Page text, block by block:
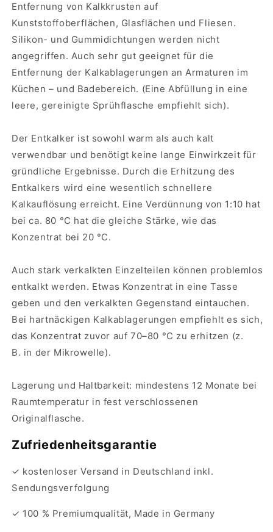
Entfernung von Kalkkrusten auf
Kunststoffoberflächen, Glasflächen und Fliesen.
Silikon- und Gummidichtungen werden nicht
angegriffen. Auch sehr gut geeignet für die
Entfernung der Kalkablagerungen an Armaturen im
Küchen – und Badebereich. (Eine Abfüllung in eine
leere, gereinigte Sprühflasche empfiehlt sich).
Der Entkalker ist sowohl warm als auch kalt
verwendbar und benötigt keine lange Einwirkzeit für
gründliche Ergebnisse. Durch die Erhitzung des
Entkalkers wird eine wesentlich schnellere
Kalkauflösung erreicht. Eine Verdünnung von 1:10 hat
bei ca. 80 °C hat die gleiche Stärke, wie das
Konzentrat bei 20 °C.
Auch stark verkalkten Einzelteilen können problemlos
entkalkt werden. Etwas Konzentrat in eine Tasse
geben und den verkalkten Gegenstand eintauchen.
Bei hartnäckigen Kalkablagerungen empfiehlt es sich,
das Konzentrat zuvor auf 70–80 °C zu erhitzen (z.
B. in der Mikrowelle).
Lagerung und Haltbarkeit: mindestens 12 Monate bei
Raumtemperatur in fest verschlossenen
Originalflasche.
Zufriedenheitsgarantie
✓ kostenloser Versand in Deutschland inkl.
Sendungsverfolgung
✓ 100 % Premiumqualität, Made in Germany